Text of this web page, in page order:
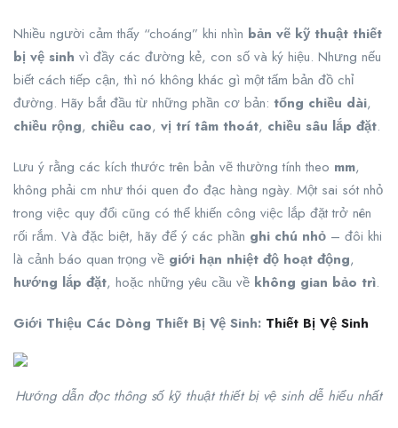
Nhiều người cảm thấy “choáng” khi nhìn bản vẽ kỹ thuật thiết
bị vệ sinh vì đầy các đường kẻ, con số và ký hiệu. Nhưng nếu
biết cách tiếp cận, thì nó không khác gì một tấm bản đồ chỉ
đường. Hãy bắt đầu từ những phần cơ bản: tổng chiều dài,
chiều rộng, chiều cao, vị trí tâm thoát, chiều sâu lắp đặt.
Lưu ý rằng các kích thước trên bản vẽ thường tính theo mm,
không phải cm như thói quen đo đạc hàng ngày. Một sai sót nhỏ
trong việc quy đổi cũng có thể khiến công việc lắp đặt trở nên
rối rắm. Và đặc biệt, hãy để ý các phần ghi chú nhỏ – đôi khi
là cảnh báo quan trọng về giới hạn nhiệt độ hoạt động,
hướng lắp đặt, hoặc những yêu cầu về không gian bảo trì.
Giới Thiệu Các Dòng Thiết Bị Vệ Sinh: Thiết Bị Vệ Sinh
Hướng dẫn đọc thông số kỹ thuật thiết bị vệ sinh dễ hiểu nhất